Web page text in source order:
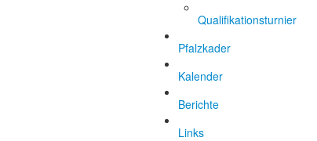
Qualifikationsturnier
Pfalzkader
Kalender
Berichte
Links